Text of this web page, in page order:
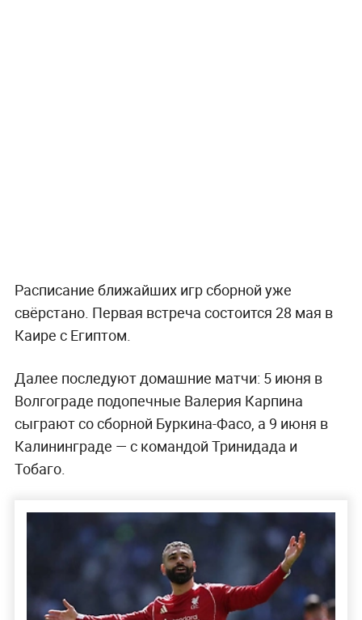
Расписание ближайших игр сборной уже
свёрстано. Первая встреча состоится 28 мая в
Каире с Египтом.
Далее последуют домашние матчи: 5 июня в
Волгограде подопечные Валерия Карпина
сыграют со сборной Буркина-Фасо, а 9 июня в
Калининграде — с командой Тринидада и
Тобаго.